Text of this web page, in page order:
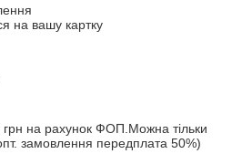
на вашу картку
грн на рахунок ФОП.Можна тільки
замовлення передплата 50%)